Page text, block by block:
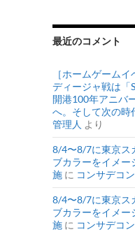
最近のコメント
［ホームゲーム
ディージャ戦は「
開港100年アニバ
へ。そして次の時
管理人 より
8/4〜8/7に東京ス
ブカラーをイメー
施 に コンサデコ
8/4〜8/7に東京ス
ブカラーをイメー
施 に コンサデコ